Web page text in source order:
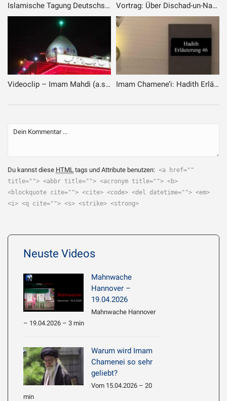
Islamische Tagung Deutschsprachiger Muslime 2014: Videoclip „Die Arche“ Vortrag: Über Dischad-un-Nafs (Anstrengung der Seele) und die Ukraine – 07.03.22 – Bruder Yavuz
Videoclip – Imam Mahdi (a.s.) war hier – 17.02.2019 Imam Chamene’i: Hadith Erläuterung 046 – Unzuverlässigkeit dieser Welt
Du kannst diese HTML tags und Attribute benutzen: <a href=""
title=""> <abbr title=""> <acronym title=""> <b>
<blockquote cite=""> <cite> <code> <del datetime=""> <em>
<i> <q cite=""> <s> <strike> <strong>
Neuste Videos
Mahnwache
Hannover –
19.04.2026
Mahnwache Hannover
– 19.04.2026 – 3 min
Warum wird Imam
Chamenei so sehr
geliebt?
Vom 15.04.2026 – 20
min